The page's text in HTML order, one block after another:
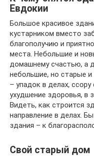
Евдокии
Большое красивое
кустарником вместо
благополучию и
места. Небольшие и
домашнему счастью, а
небольшие, но старые
– упадок в делах,
ухудшение здоровья, в
Видеть, как строится
направление в делах.
здания – к
Свой старый дом